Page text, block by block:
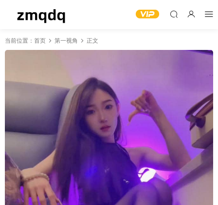
当前位置： 首页 第一视角 正文